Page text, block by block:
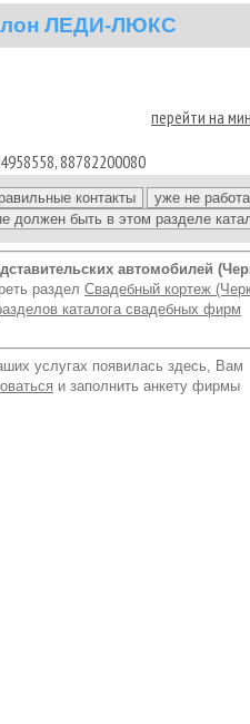
ЛЕДИ-ЛЮКС
перейти на
88782200080
автомобилей
раздел Свадебный кортеж
каталога свадебных фирм
услугах появилась здесь, Вам
и заполнить анкету фирмы